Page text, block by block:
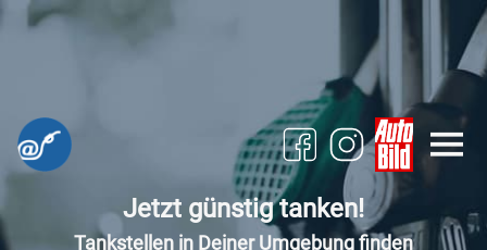
Jetzt günstig tanken!
Tankstellen in Deiner Umgebung finden